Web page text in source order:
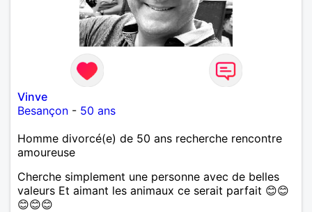
Vinve
Besançon - 50 ans
Homme divorcé(e) de 50 ans recherche rencontre
amoureuse
Cherche simplement une personne avec de belles
valeurs Et aimant les animaux ce serait parfait 😊😊
😊😊😊